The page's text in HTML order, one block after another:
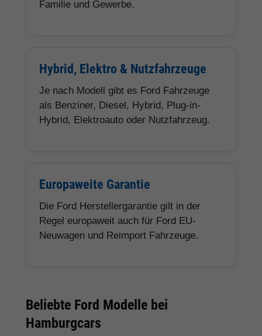
Familie und Gewerbe.
Hybrid, Elektro & Nutzfahrzeuge
Je nach Modell gibt es Ford Fahrzeuge
als Benziner, Diesel, Hybrid, Plug-in-
Hybrid, Elektroauto oder Nutzfahrzeug.
Europaweite Garantie
Die Ford Herstellergarantie gilt in der
Regel europaweit auch für Ford EU-
Neuwagen und Reimport Fahrzeuge.
Beliebte Ford Modelle bei
Hamburgcars